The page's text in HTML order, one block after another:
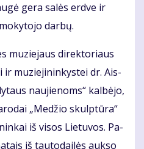
ge­ra sa­lės erd­ve ir
dar­bų.
mu­zie­jaus di­rek­to­riaus
ir mu­zie­ji­nin­kys­tei dr. Ais­
nau­jie­noms“ kal­bė­jo,
„Me­džio skulp­tū­ra“
iš vi­sos Lie­tu­vos. Pa­
iš tau­to­dai­lės auk­so